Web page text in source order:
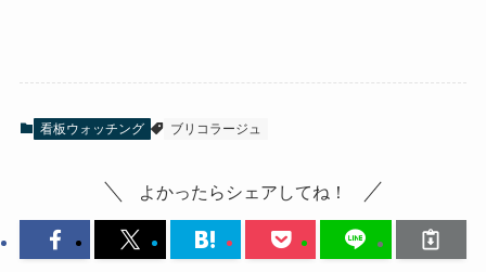
看板ウォッチング ブリコラージュ
よかったらシェアしてね！